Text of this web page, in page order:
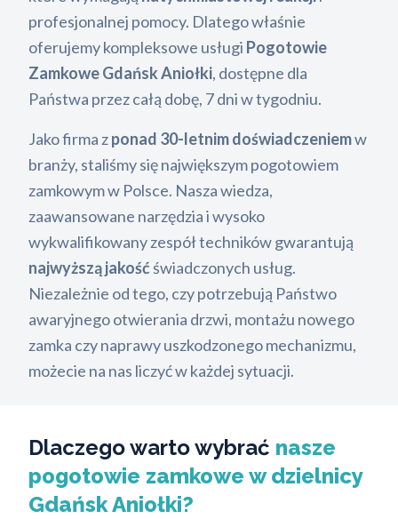
profesjonalnej pomocy. Dlatego właśnie
oferujemy kompleksowe usługi Pogotowie
Zamkowe Gdańsk Aniołki, dostępne dla
Państwa przez całą dobę, 7 dni w tygodniu.
Jako firma zponad 30-letnim doświadczeniemw
branży, staliśmy się największym pogotowiem
zamkowym w Polsce. Nasza wiedza,
zaawansowane narzędzia i wysoko
wykwalifikowany zespół techników gwarantują
najwyższą jakość świadczonych usług.
Niezależnie od tego, czy potrzebują Państwo
awaryjnego otwierania drzwi, montażu nowego
zamka czy naprawy uszkodzonego mechanizmu,
możecie na nas liczyć w każdej sytuacji.
Dlaczego warto wybrać nasze
pogotowie zamkowe w dzielnicy
Gdańsk Aniołki?